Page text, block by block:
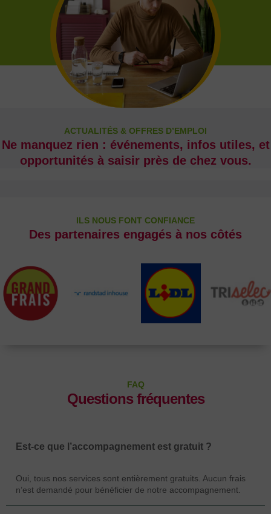
ACTUALITÉS & OFFRES D’EMPLOI
Ne manquez rien : événements, infos utiles, et
opportunités à saisir près de chez vous.
ILS NOUS FONT CONFIANCE
Des partenaires engagés à nos côtés
FAQ
Questions fréquentes
Est-ce que l’accompagnement est gratuit ?
Oui, tous nos services sont entièrement gratuits. Aucun frais
n’est demandé pour bénéficier de notre accompagnement.